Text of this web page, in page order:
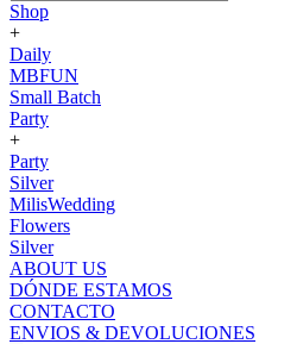
Shop
+
Daily
MBFUN
Small Batch
Party
+
Party
Silver
MilisWedding
Flowers
Silver
ABOUT US
DÓNDE ESTAMOS
CONTACTO
ENVIOS & DEVOLUCIONES